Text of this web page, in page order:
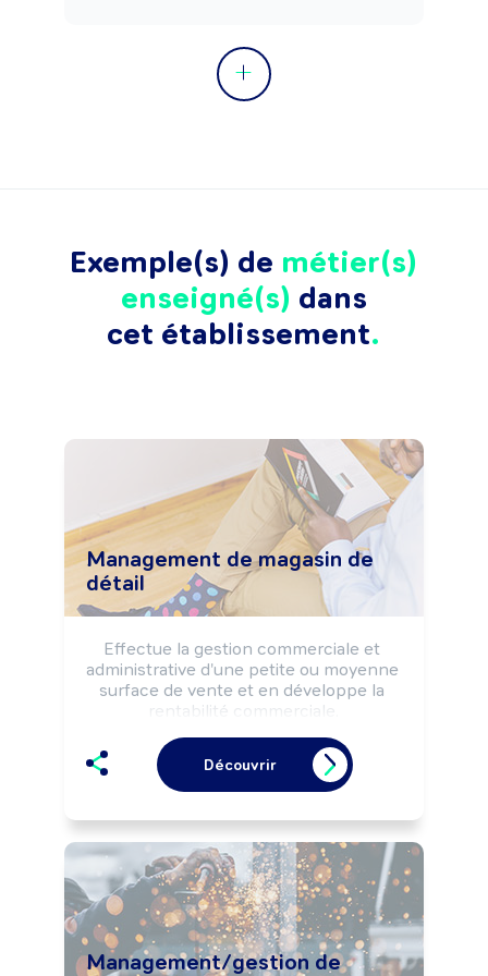
Exemple(s) de métier(s)
enseigné(s) dans
cet établissement
Management de magasin de
détail
Effectue la gestion commerciale et
administrative d'une petite ou moyenne
surface de vente et en développe la
rentabilité commerciale.
Découvrir
Management/gestion de